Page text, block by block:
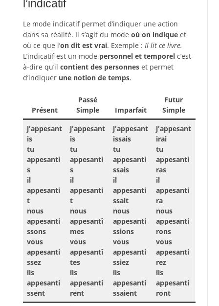
l’indicatif
Le mode indicatif permet d’indiquer une action
dans sa réalité. Il s’agit du mode où on indiqueet
où ce que l’on dit est vrai. Exemple : Il lit ce livre.
L’indicatif est un mode personnel et temporelc’est-
à-dire qu’il contient des personneset permet
d’indiquer une notion de temps.
Présent
Passé
Simple
Imparfait
Futur
Simple
j'appesant
is
tu
appesanti
s
il
appesanti
t
nous
appesanti
ssons
vous
appesanti
ssez
ils
appesanti
ssent
j'appesant
is
tu
appesanti
s
il
appesanti
t
nous
appesantî
mes
vous
appesantî
tes
ils
appesanti
rent
j'appesant
issais
tu
appesanti
ssais
il
appesanti
ssait
nous
appesanti
ssions
vous
appesanti
ssiez
ils
appesanti
ssaient
j'appesant
irai
tu
appesanti
ras
il
appesanti
ra
nous
appesanti
rons
vous
appesanti
rez
ils
appesanti
ront